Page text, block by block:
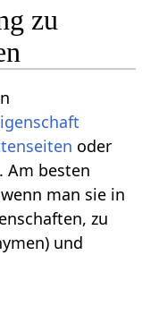
zu
oder
Am besten
man sie in
zu
und